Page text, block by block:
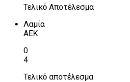
Τελικό Αποτέλεσμα
Λαμία
ΑΕΚ
0
4
Τελικό αποτέλεσμα